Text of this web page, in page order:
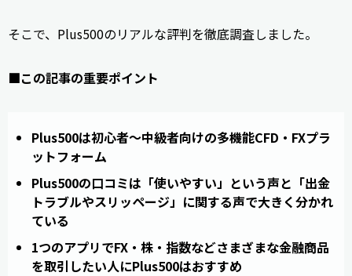
そこで、Plus500のリアルな評判を徹底調査しました。
■この記事の重要ポイント
Plus500は初心者〜中級者向けの多機能CFD・FXプラ
ットフォーム
Plus500の口コミは「使いやすい」という声と「出金
トラブルやスリッページ」に関する声で大きく分かれ
ている
1つのアプリでFX・株・指数などさまざまな金融商品
を取引したい人にPlus500はおすすめ